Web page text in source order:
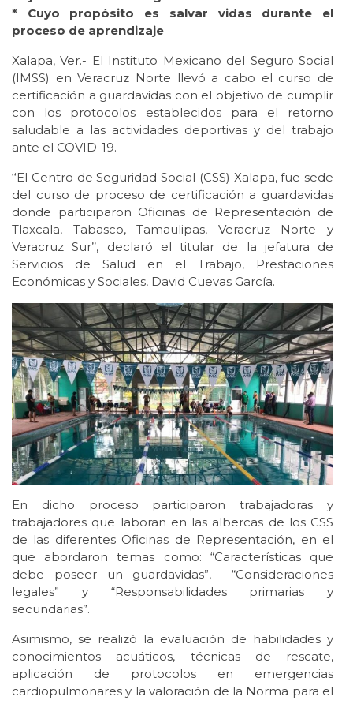
* Cuyo propósito es salvar vidas durante el
proceso de aprendizaje
Xalapa, Ver.- El Instituto Mexicano del Seguro Social
(IMSS) en Veracruz Norte llevó a cabo el curso de
certificación a guardavidas con el objetivo de cumplir
con los protocolos establecidos para el retorno
saludable a las actividades deportivas y del trabajo
ante el COVID-19.
‘‘El Centro de Seguridad Social (CSS) Xalapa, fue sede
del curso de proceso de certificación a guardavidas
donde participaron Oficinas de Representación de
Tlaxcala, Tabasco, Tamaulipas, Veracruz Norte y
Veracruz Sur’’, declaró el titular de la jefatura de
Servicios de Salud en el Trabajo, Prestaciones
Económicas y Sociales, David Cuevas García.
En dicho proceso participaron trabajadoras y
trabajadores que laboran en las albercas de los CSS
de las diferentes Oficinas de Representación, en el
que abordaron temas como: “Características que
debe poseer un guardavidas”, “Consideraciones
legales” y “Responsabilidades primarias y
secundarias”.
Asimismo, se realizó la evaluación de habilidades y
conocimientos acuáticos, técnicas de rescate,
aplicación de protocolos en emergencias
cardiopulmonares y la valoración de la Norma para el